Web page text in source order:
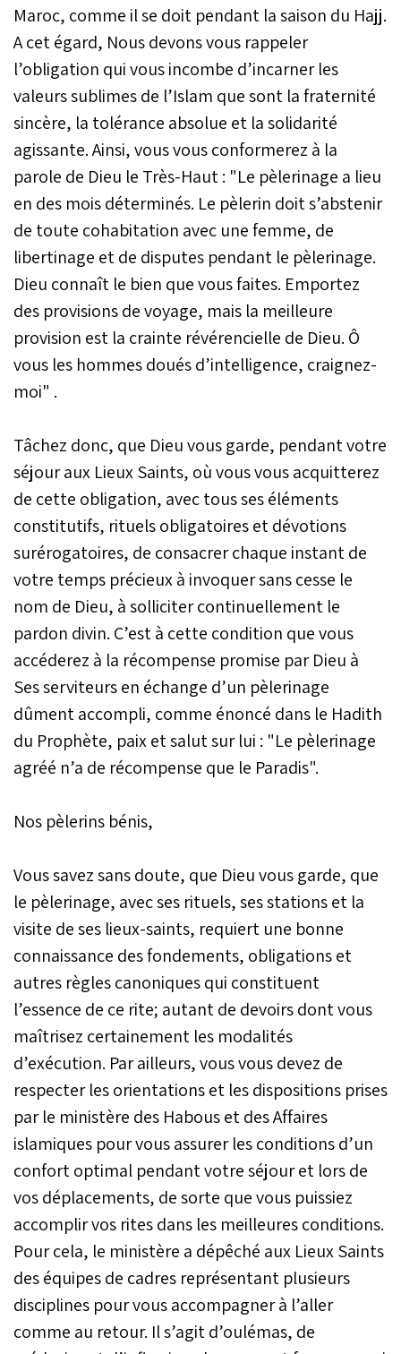
Maroc, comme il se doit pendant la saison du Hajj.
A cet égard, Nous devons vous rappeler
l’obligation qui vous incombe d’incarner les
valeurs sublimes de l’Islam que sont la fraternité
sincère, la tolérance absolue et la solidarité
agissante. Ainsi, vous vous conformerez à la
parole de Dieu le Très-Haut : "Le pèlerinage a lieu
en des mois déterminés. Le pèlerin doit s’abstenir
de toute cohabitation avec une femme, de
libertinage et de disputes pendant le pèlerinage.
Dieu connaît le bien que vous faites. Emportez
des provisions de voyage, mais la meilleure
provision est la crainte révérencielle de Dieu. Ô
vous les hommes doués d’intelligence, craignez-
moi" .
Tâchez donc, que Dieu vous garde, pendant votre
séjour aux Lieux Saints, où vous vous acquitterez
de cette obligation, avec tous ses éléments
constitutifs, rituels obligatoires et dévotions
surérogatoires, de consacrer chaque instant de
votre temps précieux à invoquer sans cesse le
nom de Dieu, à solliciter continuellement le
pardon divin. C’est à cette condition que vous
accéderez à la récompense promise par Dieu à
Ses serviteurs en échange d’un pèlerinage
dûment accompli, comme énoncé dans le Hadith
du Prophète, paix et salut sur lui : "Le pèlerinage
agréé n’a de récompense que le Paradis".
Nos pèlerins bénis,
Vous savez sans doute, que Dieu vous garde, que
le pèlerinage, avec ses rituels, ses stations et la
visite de ses lieux-saints, requiert une bonne
connaissance des fondements, obligations et
autres règles canoniques qui constituent
l’essence de ce rite; autant de devoirs dont vous
maîtrisez certainement les modalités
d’exécution. Par ailleurs, vous vous devez de
respecter les orientations et les dispositions prises
par le ministère des Habous et des Affaires
islamiques pour vous assurer les conditions d’un
confort optimal pendant votre séjour et lors de
vos déplacements, de sorte que vous puissiez
accomplir vos rites dans les meilleures conditions.
Pour cela, le ministère a dépêché aux Lieux Saints
des équipes de cadres représentant plusieurs
disciplines pour vous accompagner à l’aller
comme au retour. Il s’agit d’oulémas, de